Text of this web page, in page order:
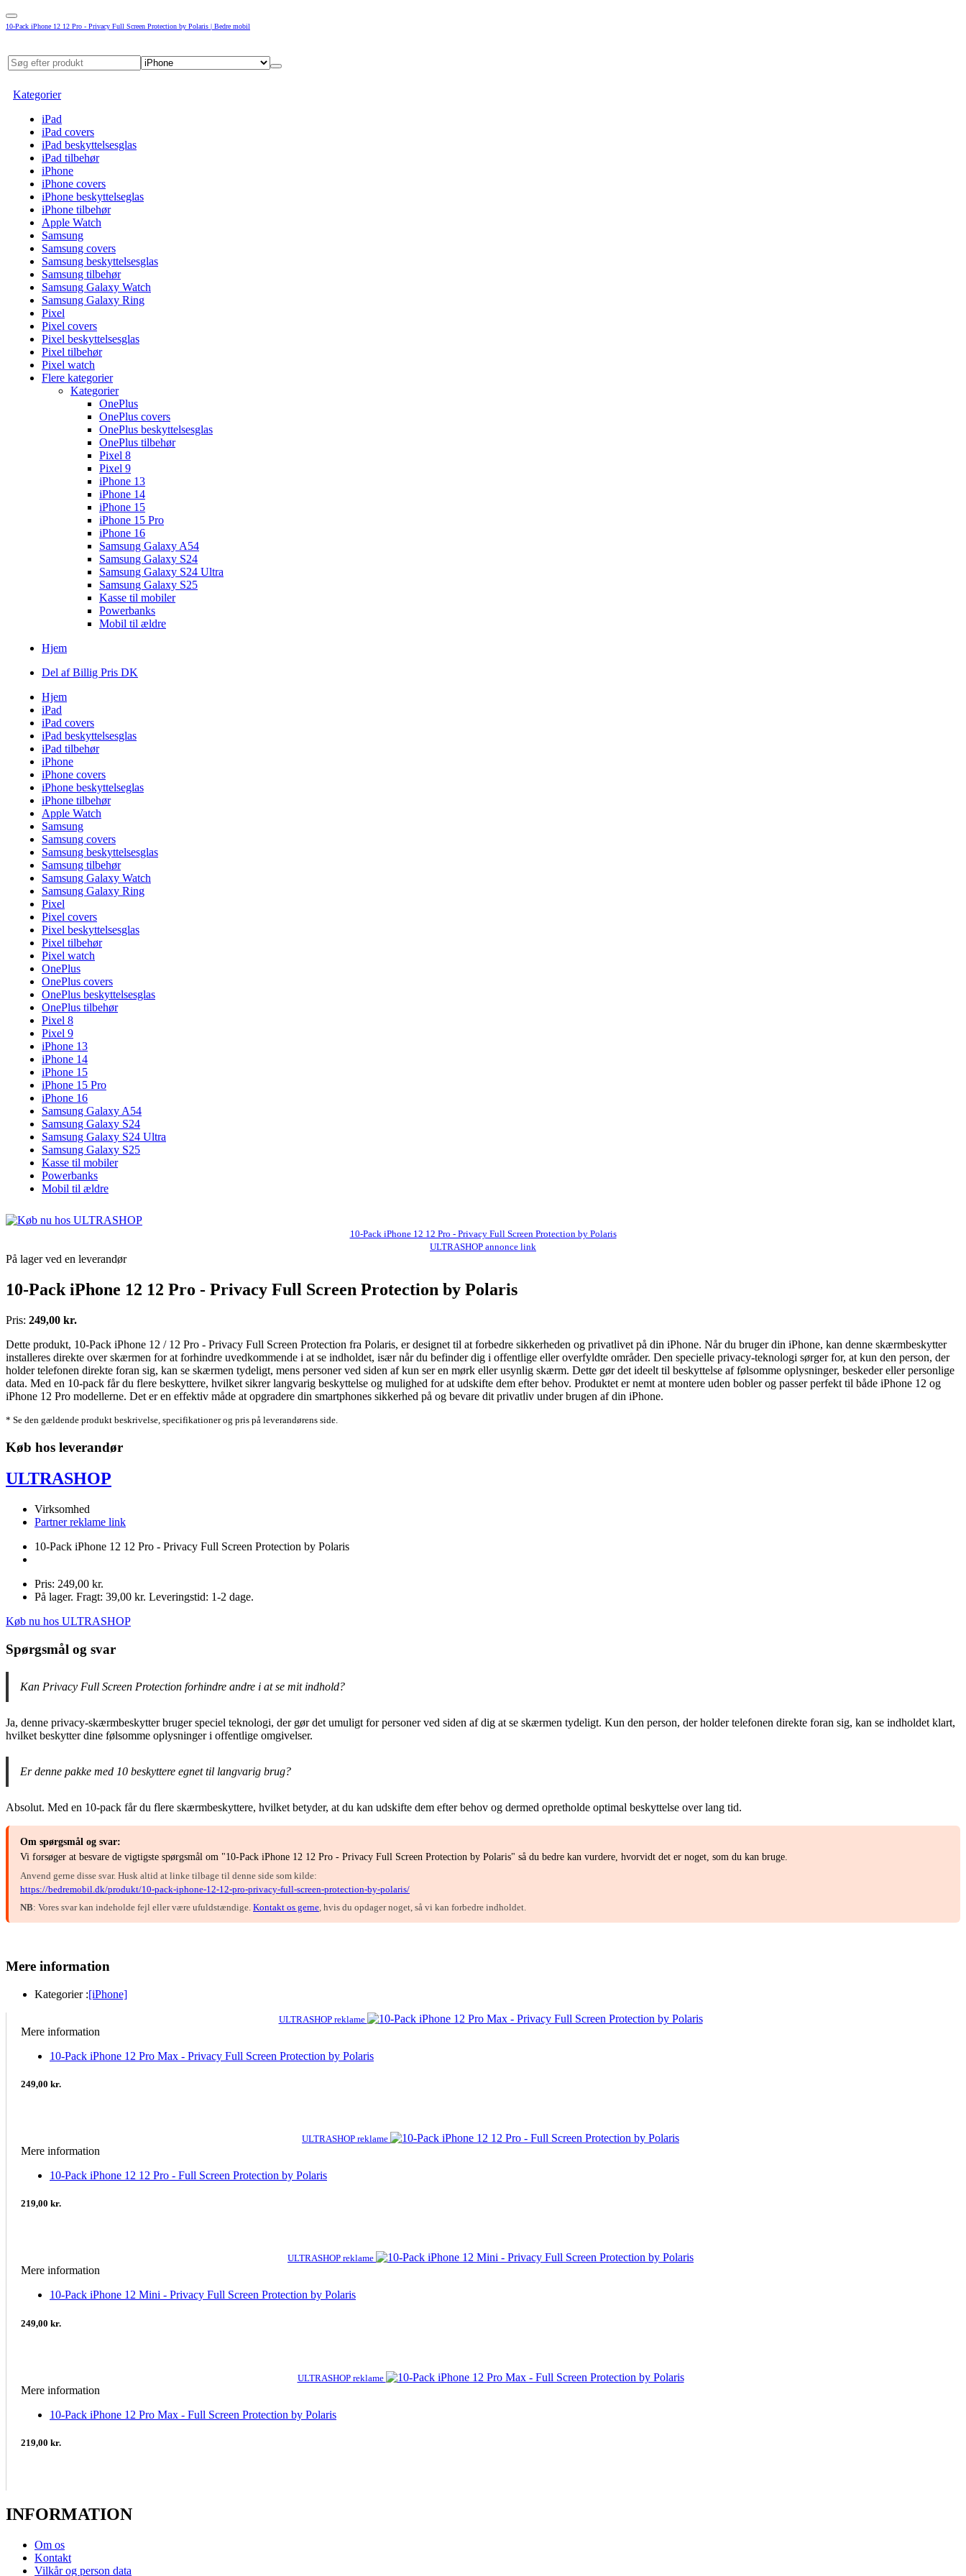
10-Pack iPhone 12 12 Pro - Privacy Full Screen Protection by Polaris | Bedre mobil
Kategorier
iPad
iPad covers
iPad beskyttelsesglas
iPad tilbehør
iPhone
iPhone covers
iPhone beskyttelseglas
iPhone tilbehør
Apple Watch
Samsung
Samsung covers
Samsung beskyttelsesglas
Samsung tilbehør
Samsung Galaxy Watch
Samsung Galaxy Ring
Pixel
Pixel covers
Pixel beskyttelsesglas
Pixel tilbehør
Pixel watch
Flere kategorier
Kategorier
OnePlus
OnePlus covers
OnePlus beskyttelsesglas
OnePlus tilbehør
Pixel 8
Pixel 9
iPhone 13
iPhone 14
iPhone 15
iPhone 15 Pro
iPhone 16
Samsung Galaxy A54
Samsung Galaxy S24
Samsung Galaxy S24 Ultra
Samsung Galaxy S25
Kasse til mobiler
Powerbanks
Mobil til ældre
Hjem
Del af Billig Pris DK
Hjem
iPad
iPad covers
iPad beskyttelsesglas
iPad tilbehør
iPhone
iPhone covers
iPhone beskyttelseglas
iPhone tilbehør
Apple Watch
Samsung
Samsung covers
Samsung beskyttelsesglas
Samsung tilbehør
Samsung Galaxy Watch
Samsung Galaxy Ring
Pixel
Pixel covers
Pixel beskyttelsesglas
Pixel tilbehør
Pixel watch
OnePlus
OnePlus covers
OnePlus beskyttelsesglas
OnePlus tilbehør
Pixel 8
Pixel 9
iPhone 13
iPhone 14
iPhone 15
iPhone 15 Pro
iPhone 16
Samsung Galaxy A54
Samsung Galaxy S24
Samsung Galaxy S24 Ultra
Samsung Galaxy S25
Kasse til mobiler
Powerbanks
Mobil til ældre
10-Pack iPhone 12 12 Pro - Privacy Full Screen Protection by Polaris
ULTRASHOP annonce link
På lager ved en leverandør
10-Pack iPhone 12 12 Pro - Privacy Full Screen Protection by Polaris
Pris: 249,00 kr.
Dette produkt, 10-Pack iPhone 12 / 12 Pro - Privacy Full Screen Protection fra Polaris, er designet til at forbedre sikkerheden og privatlivet på din iPhone. Når du bruger din iPhone, kan denne skærmbeskytter
installeres direkte over skærmen for at forhindre uvedkommende i at se indholdet, især når du befinder dig i offentlige eller overfyldte områder. Den specielle privacy-teknologi sørger for, at kun den person, der
holder telefonen direkte foran sig, kan se skærmen tydeligt, mens personer ved siden af kun ser en mørk eller usynlig skærm. Dette gør det ideelt til beskyttelse af følsomme oplysninger, beskeder eller personlige
data. Med en 10-pack får du flere beskyttere, hvilket sikrer langvarig beskyttelse og mulighed for at udskifte dem efter behov. Produktet er nemt at montere uden bobler og passer perfekt til både iPhone 12 og
iPhone 12 Pro modellerne. Det er en effektiv måde at opgradere din smartphones sikkerhed på og bevare dit privatliv under brugen af din iPhone.
* Se den gældende produkt beskrivelse, specifikationer og pris på leverandørens side.
Køb hos leverandør
ULTRASHOP
Virksomhed
Partner reklame link
10-Pack iPhone 12 12 Pro - Privacy Full Screen Protection by Polaris
Pris: 249,00 kr.
På lager. Fragt: 39,00 kr. Leveringstid: 1-2 dage.
Køb nu hos ULTRASHOP
Spørgsmål og svar
Kan Privacy Full Screen Protection forhindre andre i at se mit indhold?
Ja, denne privacy-skærmbeskytter bruger speciel teknologi, der gør det umuligt for personer ved siden af dig at se skærmen tydeligt. Kun den person, der holder telefonen direkte foran sig, kan se indholdet klart,
hvilket beskytter dine følsomme oplysninger i offentlige omgivelser.
Er denne pakke med 10 beskyttere egnet til langvarig brug?
Absolut. Med en 10-pack får du flere skærmbeskyttere, hvilket betyder, at du kan udskifte dem efter behov og dermed opretholde optimal beskyttelse over lang tid.
Om spørgsmål og svar:
Vi forsøger at besvare de vigtigste spørgsmål om "10-Pack iPhone 12 12 Pro - Privacy Full Screen Protection by Polaris" så du bedre kan vurdere, hvorvidt det er noget, som du kan bruge.
Anvend gerne disse svar. Husk altid at linke tilbage til denne side som kilde:
https://bedremobil.dk/produkt/10-pack-iphone-12-12-pro-privacy-full-screen-protection-by-polaris/
NB: Vores svar kan indeholde fejl eller være ufuldstændige. Kontakt os gerne, hvis du opdager noget, så vi kan forbedre indholdet.
Mere information
Kategorier :[iPhone]
ULTRASHOP reklame
Mere information
10-Pack iPhone 12 Pro Max - Privacy Full Screen Protection by Polaris
249,00 kr.
ULTRASHOP reklame
Mere information
10-Pack iPhone 12 12 Pro - Full Screen Protection by Polaris
219,00 kr.
ULTRASHOP reklame
Mere information
10-Pack iPhone 12 Mini - Privacy Full Screen Protection by Polaris
249,00 kr.
ULTRASHOP reklame
Mere information
10-Pack iPhone 12 Pro Max - Full Screen Protection by Polaris
219,00 kr.
INFORMATION
Om os
Kontakt
Vilkår og person data